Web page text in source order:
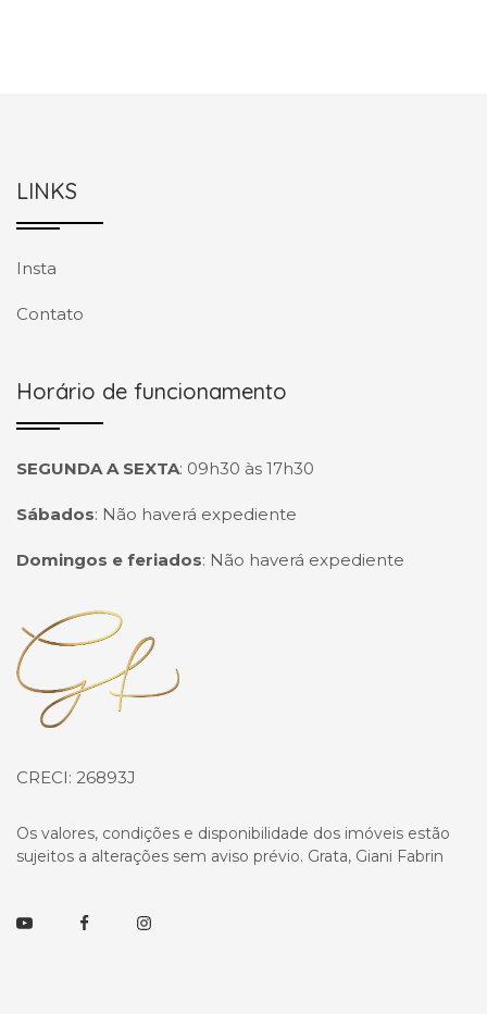
LINKS
Insta
Contato
Horário de funcionamento
SEGUNDA A SEXTA: 09h30 às 17h30
Sábados: Não haverá expediente
Domingos e feriados: Não haverá expediente
Página inicial
CRECI: 26893J
Os valores, condições e disponibilidade dos imóveis estão
sujeitos a alterações sem aviso prévio. Grata, Giani Fabrin
YoutubeFacebookInstagram